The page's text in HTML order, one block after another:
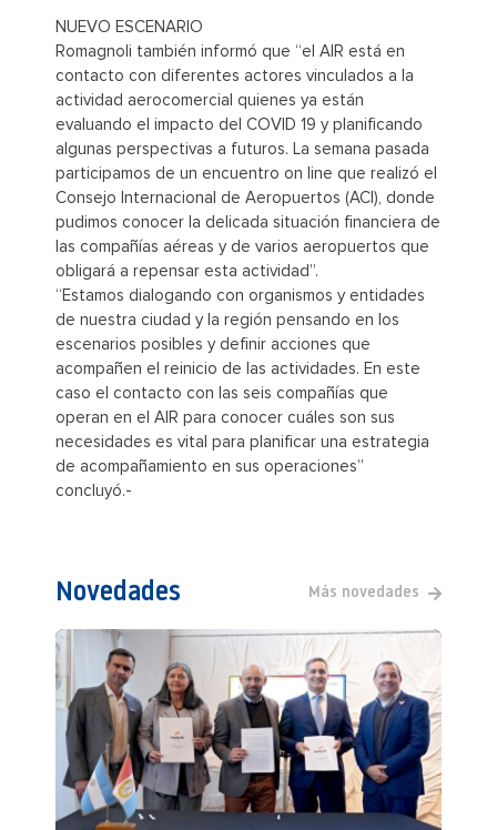
NUEVO ESCENARIO
Romagnoli también informó que “el AIR está en
contacto con diferentes actores vinculados a la
actividad aerocomercial quienes ya están
evaluando el impacto del COVID 19 y planificando
algunas perspectivas a futuros. La semana pasada
participamos de un encuentro on line que realizó el
Consejo Internacional de Aeropuertos (ACI), donde
pudimos conocer la delicada situación financiera de
las compañías aéreas y de varios aeropuertos que
obligará a repensar esta actividad”.
“Estamos dialogando con organismos y entidades
de nuestra ciudad y la región pensando en los
escenarios posibles y definir acciones que
acompañen el reinicio de las actividades. En este
caso el contacto con las seis compañías que
operan en el AIR para conocer cuáles son sus
necesidades es vital para planificar una estrategia
de acompañamiento en sus operaciones”
concluyó.-
Novedades Más novedades